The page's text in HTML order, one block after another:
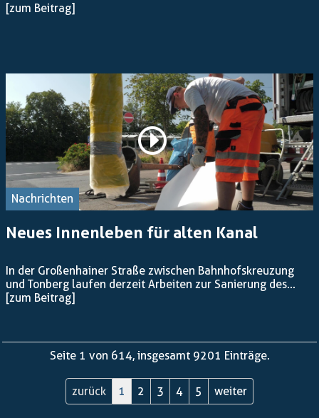
[zum Beitrag]
Nachrichten
Neues Innenleben für alten Kanal
In der Großenhainer Straße zwischen Bahnhofskreuzung
und Tonberg laufen derzeit Arbeiten zur Sanierung des...
[zum Beitrag]
Seite 1 von 614, insgesamt 9201 Einträge.
zurück 1 2 3 4 5 weiter